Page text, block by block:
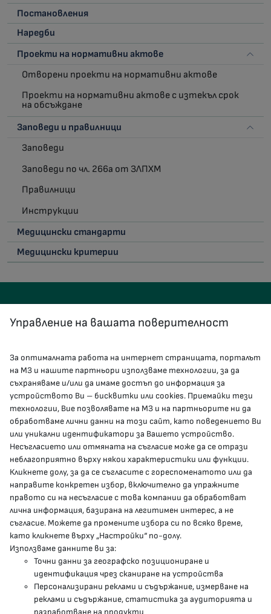
Постановления
Наредби
Проекти на нормативни актове
Отворени проекти на нормативни актове
Проекти на нормативни актове с изтекъл срок
на обсъждане
Заповеди и правилници
Заповеди
Заповеди по чл. 266а от ЗЛПХМ
Правилници
Инструкции
Медицински стандарти
Медицински критерии
КОНТАКТИ
гр.София, 1000, пл. „Света Неделя“ №5
delovodstvo@mh.government.bg
presscenter@mh.government.bg
МЗ В СОЦИАЛНИТЕ МРЕЖИ
Facebook страница
Instragram профил
YouTube канал
Threads профил
Управление на вашата поверителност
За оптималната работа на интернет страницата, порталът
на МЗ и нашите партньори използваме технологии, за да
съхраняваме и/или да имаме достъп до информация за
устройството Ви – бисквитки или cookies. Приемайки тези
технологии, Вие позволявате на МЗ и на партньорите ни да
обработваме лични данни на този сайт, като поведението Ви
или уникални идентификатори за Вашето устройство.
Несъгласието или отмяната на съгласие може да се отрази
неблагоприятно върху някои характеристики или функции.
Кликнете долу, за да се съгласите с гореспоменатото или да
направите конкретен избор, включително да упражните
правото си на несъгласие с това компании да обработват
лична информация, базирана на легитимен интерес, а не
съгласие. Можете да промените избора си по всяко време,
като кликнете върху „Настройки“ по-долу.
Използваме данните ви за:
Точни данни за географско позициониране и
идентификация чрез сканиране на устройства
Персонализирани реклами и съдържание, измерване на
реклами и съдържание, статистика за аудиторията и
разработване на продукти